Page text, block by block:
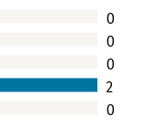
0
0
0
2
0